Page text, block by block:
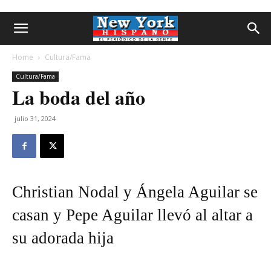
Home Cultura/Fama
Cultura/Fama
La boda del año
julio 31, 2024
Christian Nodal y Ángela Aguilar se
casan y Pepe Aguilar llevó al altar a
su adorada hija